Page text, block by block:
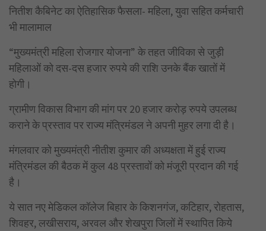
नितीश कैबिनेट का ऐतिहासिक फैसला- महिला, युवा सहित कर्मचारी
भी मालामाल
“मुख्यमंत्री महिला रोजगार योजना” के तहत जीविका से जुड़ी
महिलाओं को दस-दस हजार रुपये की राशि उनके बैंक खातों में
होगी।
ग्रामीण विकास विभाग की मांग पर 20 हजार करोड़ रुपये उपलब्ध
कराने के प्रस्ताव पर राज्य मंत्रिमंडल ने अपनी मुहर लगा दी है।
मंगलवार को मुख्यमंत्री नीतीश कुमार की अध्यक्षता में हुई राज्य
मंत्रिमंडल की बैठक में कुल 48 प्रस्तावों को मंजूरी प्रदान की गई
है।
ये सात नए मेडिकल कॉलेज बिहार के किशनगंज, कटिहार, रोहतास,
शिवहर, लखीसराय, अरवल और शेखपुरा जिलों में स्थापित किये